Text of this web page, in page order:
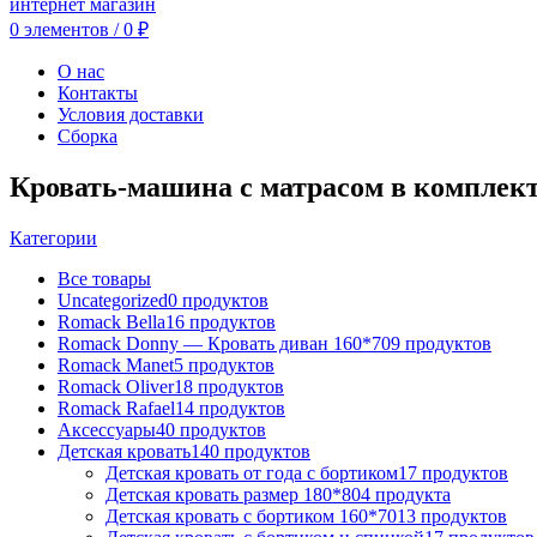
0 элементов / 0 ₽
О нас
Контакты
Условия доставки
Сборка
Кровать-машина с матрасом в
Категории
Все товары
Uncategorized0 продуктов
Romack Bella16 продуктов
Romack Donny — Кровать диван 160*709 продуктов
Romack Manet5 продуктов
Romack Oliver18 продуктов
Romack Rafael14 продуктов
Аксессуары40 продуктов
Детская кровать140 продуктов
Детская кровать от года с бортиком17 продуктов
Детская кровать размер 180*804 продукта
Детская кровать с бортиком 160*7013 продуктов